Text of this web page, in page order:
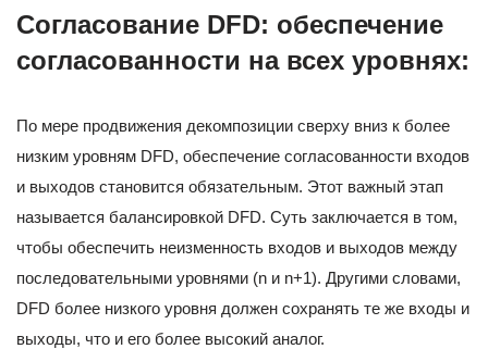
Согласование DFD: обеспечение
согласованности на всех уровнях:
По мере продвижения декомпозиции сверху вниз к более
низким уровням DFD, обеспечение согласованности входов
и выходов становится обязательным. Этот важный этап
называется балансировкой DFD. Суть заключается в том,
чтобы обеспечить неизменность входов и выходов между
последовательными уровнями (n и n+1). Другими словами,
DFD более низкого уровня должен сохранять те же входы и
выходы, что и его более высокий аналог.